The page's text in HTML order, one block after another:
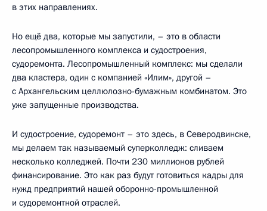
в этих направлениях.
Но ещё два, которые мы запустили, – это в области
лесопромышленного комплекса и судостроения,
судоремонта. Лесопромышленный комплекс: мы сделали
два кластера, один с компанией «Илим», другой –
с Архангельским целлюлозно-бумажным комбинатом. Это
уже запущенные производства.
И судостроение, судоремонт – это здесь, в Северодвинске,
мы делаем так называемый суперколледж: сливаем
несколько колледжей. Почти 230 миллионов рублей
финансирование. Это как раз будут готовиться кадры для
нужд предприятий нашей оборонно-промышленной
и судоремонтной отраслей.